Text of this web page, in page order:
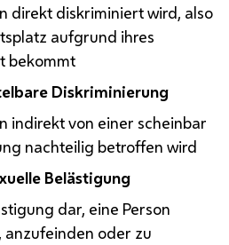
direkt diskriminiert wird, also
aufgrund ihres
bekommt
Diskriminierung
indirekt von einer scheinbar
nachteilig betroffen wird
Belästigung
dar, eine Person
anzufeinden oder zu